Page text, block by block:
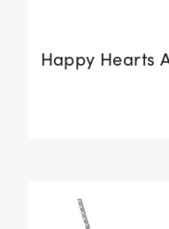
Happy Hearts